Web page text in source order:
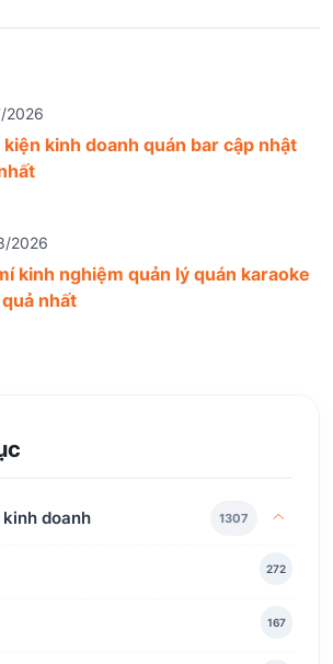
2026
kinh doanh quán bar cập nhật
2026
kinh nghiệm quản lý quán karaoke
nhất
doanh 1307
272
167